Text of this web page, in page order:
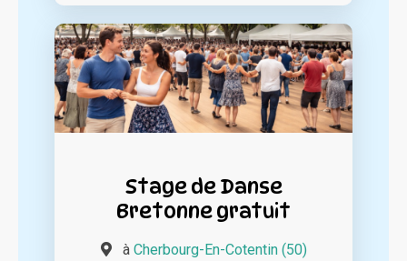
Stage de Danse
Bretonne gratuit
à Cherbourg-En-Cotentin (50)